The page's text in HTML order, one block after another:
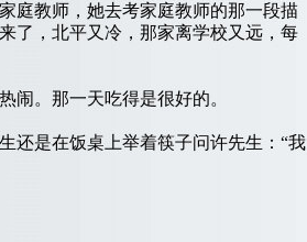
庭教师，她去考家庭教师的那一段描
了，北平又冷，那家离学校又远，每
。那一天吃得是很好的。
是在饭桌上举着筷子问许先生：“我